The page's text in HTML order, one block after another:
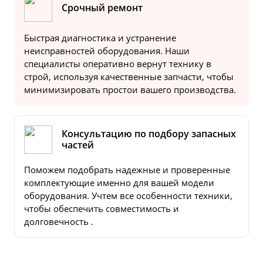
Срочный ремонт
Быстрая диагностика и устранение
неисправностей оборудования. Наши
специалисты оперативно вернут технику в
строй, используя качественные запчасти, чтобы
минимизировать простои вашего производства.
Консультацию по подбору запасных
частей
Поможем подобрать надежные и проверенные
комплектующие именно для вашей модели
оборудования. Учтем все особенности техники,
чтобы обеспечить совместимость и
долговечность .